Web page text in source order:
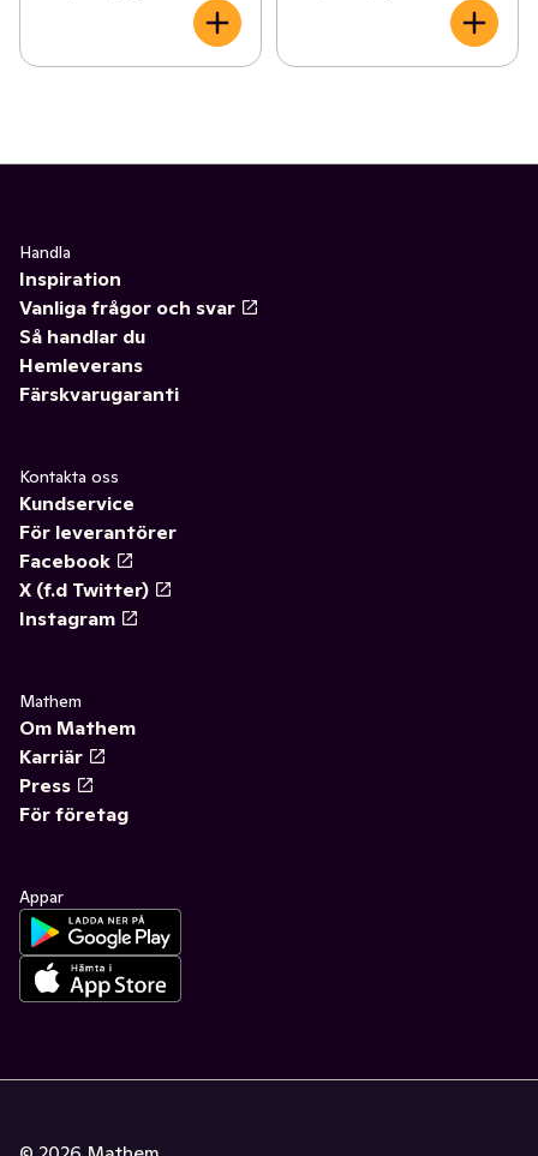
Handla
Inspiration
Vanliga frågor och svar
Så handlar du
Hemleverans
Färskvarugaranti
Kontakta oss
Kundservice
För leverantörer
Facebook
X (f.d Twitter)
Instagram
Mathem
Om Mathem
Karriär
Press
För företag
Appar